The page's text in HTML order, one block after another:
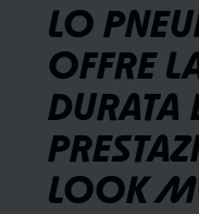
LO
OFFRE
LOOK